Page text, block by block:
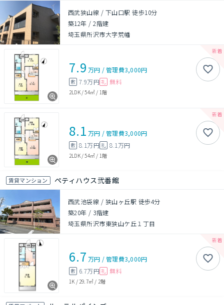
西武狭山線 / 下山口駅 徒歩10分
築12年 /2階建
埼玉県所沢市大字荒幡
7.9 万円 /管理費3,000円
敷 7.9万円 礼 無料
2LDK/54㎡ / 1階
8.1 万円 /管理費3,000円
敷 8.1万円礼 8.1万円
2LDK/54㎡ / 1階
賃貸マンション ペティハウス弐番館
西武池袋線 / 狭山ヶ丘駅 徒歩4分
築20年 / 3階建
埼玉県所沢市東狭山ケ丘１丁目
6.7 万円 /管理費3,000円
敷 6.7万円 礼 無料
1K / 29.7㎡ / 2階